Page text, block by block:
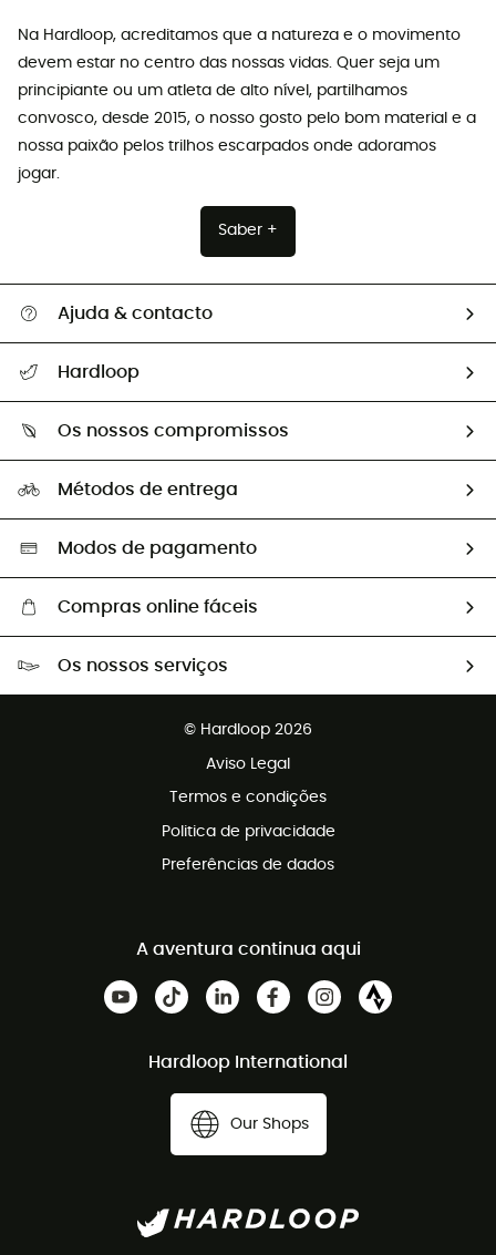
Na Hardloop, acreditamos que a natureza e o movimento
devem estar no centro das nossas vidas. Quer seja um
principiante ou um atleta de alto nível, partilhamos
convosco, desde 2015, o nosso gosto pelo bom material e a
nossa paixão pelos trilhos escarpados onde adoramos
jogar.
Saber +
Ajuda & contacto
Devoluções e reembolsos
Guia de tamanhos
Trocas & Devoluções
Hardloop
Os nossos embaixadores
Os nossos compromissos
Seleção eco-responsável
Métodos de entrega
Modos de pagamento
Compras online fáceis
Devoluções gratuitas em 100 dias
Os nossos serviços
© Hardloop 2026
Aviso Legal
Termos e condições
Politica de privacidade
Preferências de dados
A aventura continua aqui
Hardloop International
Our Shops